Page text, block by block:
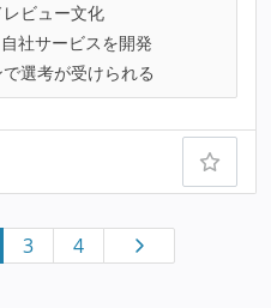
レビュー文化
自社サービスを開発
選考が受けられる
3 4